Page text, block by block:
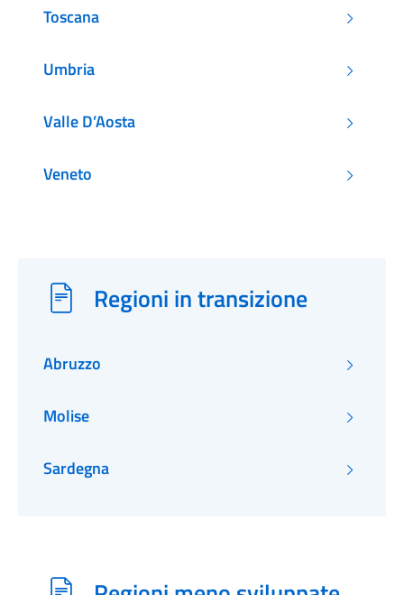
Toscana
Umbria
Valle D’Aosta
Veneto
Regioni in transizione
Abruzzo
Molise
Sardegna